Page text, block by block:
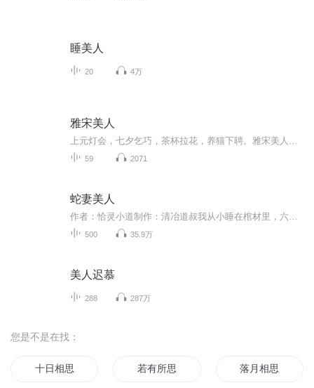
睡美人
20 4万
雅宋美人
59 2071
蛇妻美人
500 35.9万
美人迟慕
288 287万
您是不是在找：
十日相思 若有所思 落月相思